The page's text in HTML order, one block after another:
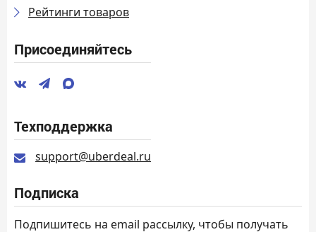
Рейтинги товаров
Присоединяйтесь
Техподдержка
support@uberdeal.ru
Подписка
Подпишитесь на email рассылку, чтобы получать